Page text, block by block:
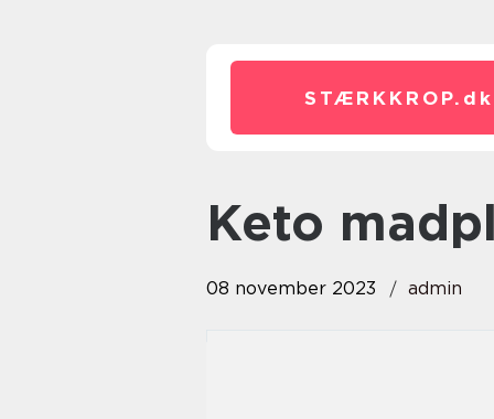
STÆRKKROP. dk
keto
08 november 2023 admin